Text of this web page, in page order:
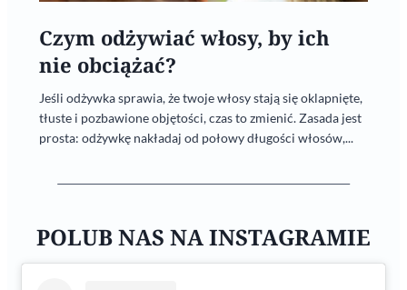
Czym odżywiać włosy, by ich
nie obciążać?
Jeśli odżywka sprawia, że twoje włosy stają się oklapnięte,
tłuste i pozbawione objętości, czas to zmienić. Zasada jest
prosta: odżywkę nakładaj od połowy długości włosów,...
POLUB NAS NA INSTAGRAMIE